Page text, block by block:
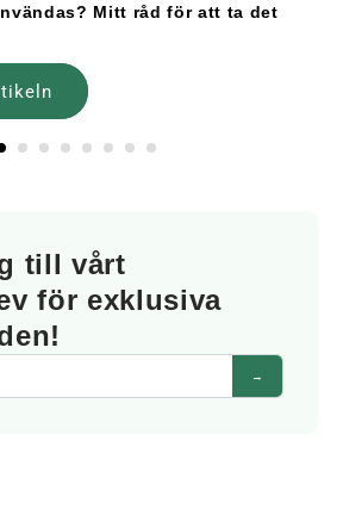
Mitt råd för att ta det
till vårt
för exklusiva
→